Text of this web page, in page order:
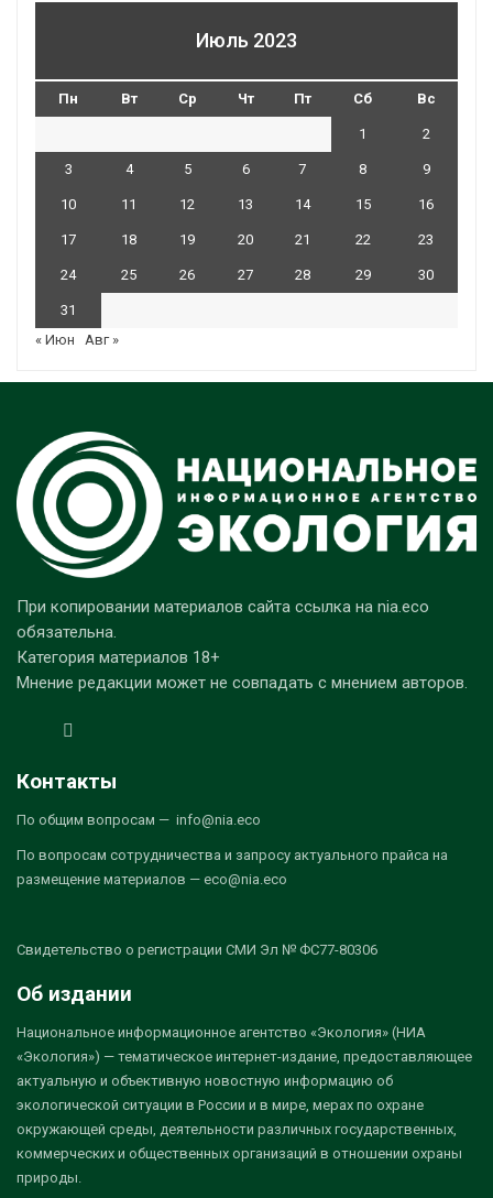
Июль 2023
Пн Вт Ср Чт Пт Сб Вс
1 2
3 4 5 6 7 8 9
10 11 12 13 14 15 16
17 18 19 20 21 22 23
24 25 26 27 28 29 30
31
« Июн
Авг »
При копировании материалов сайта ссылка на nia.eco
обязательна.
Категория материалов 18+
Мнение редакции может не совпадать с мнением авторов.
Контакты
По общим вопросам — info@nia.eco
По вопросам сотрудничества и запросу актуального прайса на
размещение материалов — eco@nia.eco
Свидетельство о регистрации СМИ Эл № ФС77-80306
Об издании
Национальное информационное агентство «Экология» (НИА
«Экология») — тематическое интернет-издание, предоставляющее
актуальную и объективную новостную информацию об
экологической ситуации в России и в мире, мерах по охране
окружающей среды, деятельности различных государственных,
коммерческих и общественных организаций в отношении охраны
природы.